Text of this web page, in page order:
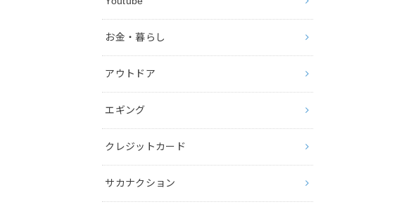
お金・暮らし
アウトドア
エギング
クレジットカード
サカナクション